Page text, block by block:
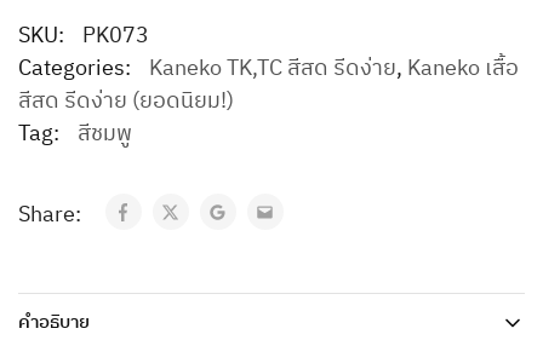
SKU: PK073
Categories: Kaneko TK,TC สีสด รีดง่าย, Kaneko เสื้อ
สีสด รีดง่าย (ยอดนิยม!)
Tag: สีชมพู
Share:
คำอธิบาย